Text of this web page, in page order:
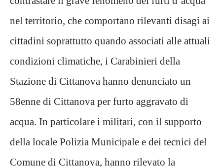
nel territorio, che comportano rilevanti disagi ai
cittadini soprattutto quando associati alle attuali
condizioni climatiche, i Carabinieri della
Stazione di Cittanova hanno denunciato un
58enne di Cittanova per furto aggravato di
acqua. In particolare i militari, con il supporto
della locale Polizia Municipale e dei tecnici del
Comune di Cittanova, hanno rilevato la